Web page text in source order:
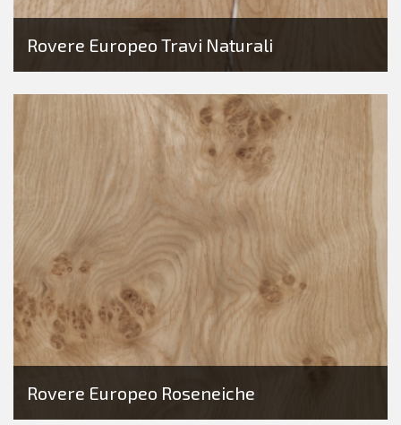
Rovere Europeo Travi Naturali
Rovere Europeo Roseneiche